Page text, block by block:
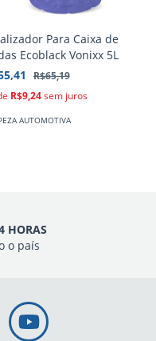
Para Caixa de
Ecoblack Vonixx 5L
R$65,19
R$9,24sem juros
AUTOMOTIVA
HORAS
o país